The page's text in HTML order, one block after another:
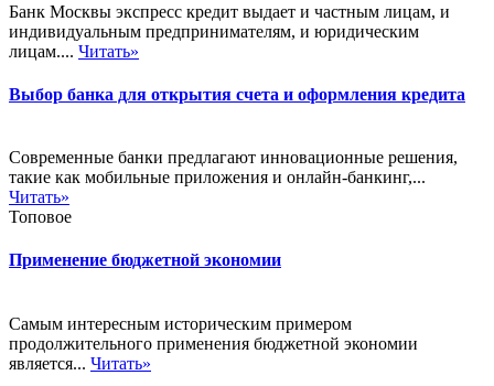
Банк Москвы экспресс кредит выдает и частным лицам, и
индивидуальным предпринимателям, и юридическим
лицам.... Читать»
Выбор банка для открытия счета и оформления кредита
Современные банки предлагают инновационные решения,
такие как мобильные приложения и онлайн-банкинг,...
Читать»
Топовое
Применение бюджетной экономии
Самым интересным историческим примером
продолжительного применения бюджетной экономии
является... Читать»